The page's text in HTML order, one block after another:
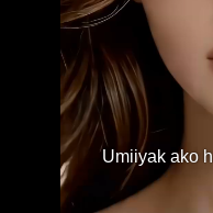
Umiiyak ako